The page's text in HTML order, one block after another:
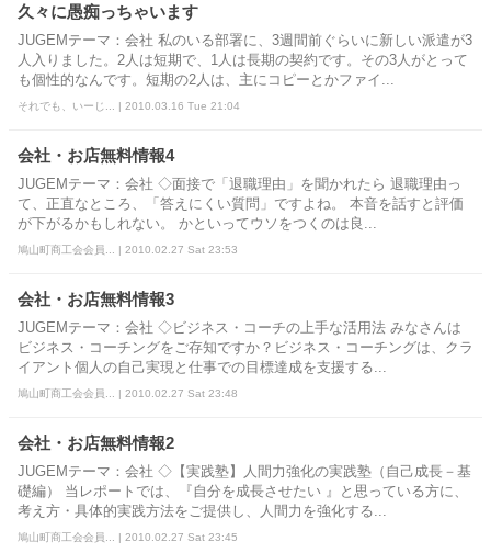
久々に愚痴っちゃいます
JUGEMテーマ：会社 私のいる部署に、3週間前ぐらいに新しい派遣が3
人入りました。2人は短期で、1人は長期の契約です。その3人がとって
も個性的なんです。短期の2人は、主にコピーとかファイ...
それでも、いーじ... | 2010.03.16 Tue 21:04
会社・お店無料情報4
JUGEMテーマ：会社 ◇面接で「退職理由」を聞かれたら 退職理由っ
て、正直なところ、「答えにくい質問」ですよね。 本音を話すと評価
が下がるかもしれない。 かといってウソをつくのは良...
鳩山町商工会会員... | 2010.02.27 Sat 23:53
会社・お店無料情報3
JUGEMテーマ：会社 ◇ビジネス・コーチの上手な活用法 みなさんは
ビジネス・コーチングをご存知ですか？ビジネス・コーチングは、クラ
イアント個人の自己実現と仕事での目標達成を支援する...
鳩山町商工会会員... | 2010.02.27 Sat 23:48
会社・お店無料情報2
JUGEMテーマ：会社 ◇【実践塾】人間力強化の実践塾（自己成長－基
礎編） 当レポートでは、『自分を成長させたい 』と思っている方に、
考え方・具体的実践方法をご提供し、人間力を強化する...
鳩山町商工会会員... | 2010.02.27 Sat 23:45